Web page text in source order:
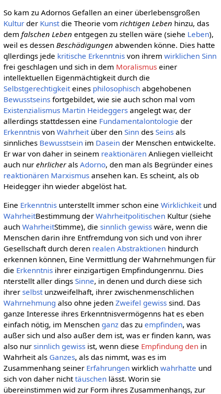
So kam zu Adornos Gefallen an einer überlebensgroßen
Kulturder Kunstdie Theorie vom richtigen Leben hinzu, das
dem falschen Leben entgegen zu stellen wäre (siehe Leben),
weil es dessen Beschädigungen abwenden könne. Dies hatte
qllerdings jede kritische Erkenntnisvon ihrem wirklichen Sinn
frei geschlagen und sich in dem Moralismuseiner
intellektuellen Eigenmächtigkeit durch die
Selbstgerechtigkeiteines philosophischabgehobenen
Bewusstseinsfortgebildet, wie sie auch schon mal vom
Existenzialismus Martin Heideggersangelegt war, der
allerdings stattdessen eine Fundamentalontologie der
Erkenntnisvon Wahrheitüber den Sinndes Seinsals
sinnliches Bewusstseinim Daseinder Menschen entwickelte.
Er war von daher in seinem reaktionärenAnliegen vielleicht
auch nur ehrlicherals Adorno, den man als Begründer eines
reaktionären Marxismusansehen kan. Es scheint, als ob
Heidegger ihn wieder abgelöst hat.
Eine Erkenntnisunterstellt immer schon eine Wirklichkeitund
WahrheitBestimmung der WahrheitpolitischenKultur (siehe
auch WahrheitStimme), die sinnlich gewisswäre, wenn die
Menschen darin ihre Entfremdung von sich und von ihrer
Gesellschaft durch deren realen Abstraktionenhindurch
erkennen können, Eine Vermittlung der Wahrnehmungen für
die Erkenntnisihrer einzigartigen Empfindungenrnu. Dies
nterstellt aller dings Sinne, in denen und durch diese sich
ihrer selbstunzweifelhaft, ihrer zwischenmenschlichen
Wahrnehmung also ohne jeden Zweifel gewisssind. Das
ganze Interesse ihres Erkenntnisvermögenns hat es eben
einfach nötig, im Menschen ganzdas zu empfinden, was
außer sich und also außer dem ist, was er finden kann, was
also nur sinnlich gewissist, wenn diese Empfindung denin
Wahrheit als Ganzes, als das nimmt, was es im
Zusammenhang seiner Erfahrungenwirklich wahrhatte und
sich von daher nichttäuschenlässt. Worin sie
übereinstimmen wid zur Form ihres Zusammenhangs, zur